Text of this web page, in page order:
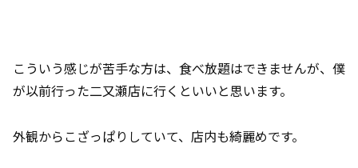
こういう感じが苦手な方は、食べ放題はできませんが、僕
が以前行った二又瀬店に行くといいと思います。
外観からこざっぱりしていて、店内も綺麗めです。